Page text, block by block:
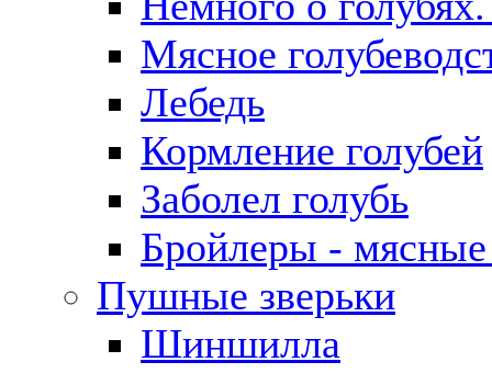
Мясное
Лебедь
Кормление голубей
Заболел голубь
Бройлеры -
Пушные зверьки
Шиншилла